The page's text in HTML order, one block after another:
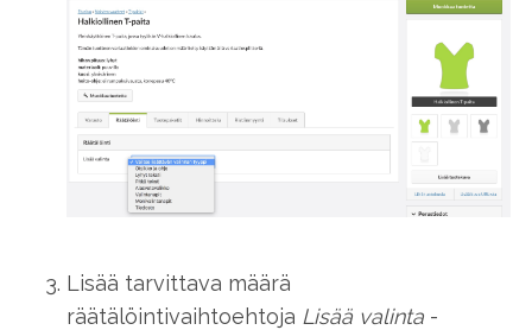
Lisää tarvittava määrä
räätälöintivaihtoehtoja Lisää valinta -